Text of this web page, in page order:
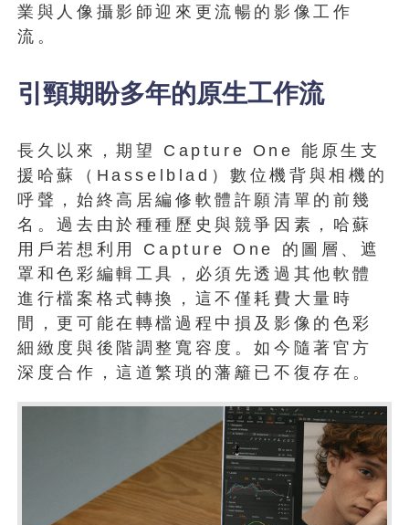
業與人像攝影師迎來更流暢的影像工作
流。
引頸期盼多年的原生工作流
長久以來，期望 Capture One 能原生支
援哈蘇（Hasselblad）數位機背與相機的
呼聲，始終高居編修軟體許願清單的前幾
名。過去由於種種歷史與競爭因素，哈蘇
用戶若想利用 Capture One 的圖層、遮
罩和色彩編輯工具，必須先透過其他軟體
進行檔案格式轉換，這不僅耗費大量時
間，更可能在轉檔過程中損及影像的色彩
細緻度與後階調整寬容度。如今隨著官方
深度合作，這道繁瑣的藩籬已不復存在。